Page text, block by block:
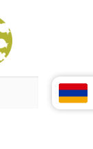
Abril
Books
Living
Armenian